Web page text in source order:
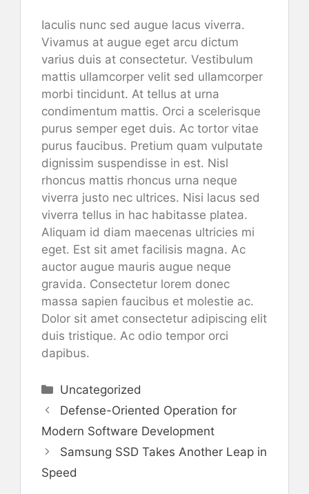
Iaculis nunc sed augue lacus viverra.
Vivamus at augue eget arcu dictum
varius duis at consectetur. Vestibulum
mattis ullamcorper velit sed ullamcorper
morbi tincidunt. At tellus at urna
condimentum mattis. Orci a scelerisque
purus semper eget duis. Ac tortor vitae
purus faucibus. Pretium quam vulputate
dignissim suspendisse in est. Nisl
rhoncus mattis rhoncus urna neque
viverra justo nec ultrices. Nisi lacus sed
viverra tellus in hac habitasse platea.
Aliquam id diam maecenas ultricies mi
eget. Est sit amet facilisis magna. Ac
auctor augue mauris augue neque
gravida. Consectetur lorem donec
massa sapien faucibus et molestie ac.
Dolor sit amet consectetur adipiscing elit
duis tristique. Ac odio tempor orci
dapibus.
Categories
Uncategorized
Defense-Oriented Operation for
Modern Software Development
Samsung SSD Takes Another Leap in
Speed